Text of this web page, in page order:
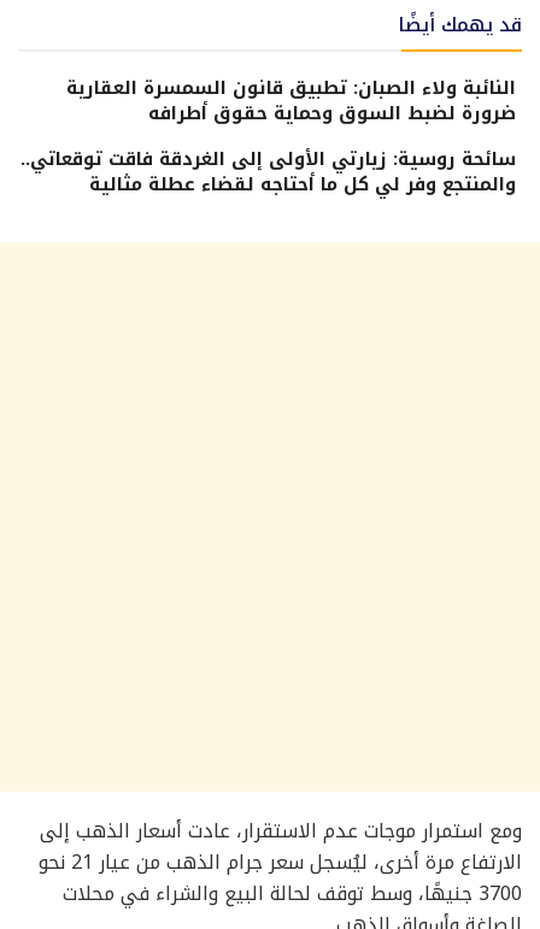
قد يهمك أيضًا
النائبة ولاء الصبان: تطبيق قانون السمسرة العقارية
ضرورة لضبط السوق وحماية حقوق أطرافه
سائحة روسية: زيارتي الأولى إلى الغردقة فاقت توقعاتي..
والمنتجع وفر لي كل ما أحتاجه لقضاء عطلة مثالية
ومع استمرار موجات عدم الاستقرار، عادت أسعار الذهب إلى
الارتفاع مرة أخرى، ليُسجل سعر جرام الذهب من عيار 21 نحو
3700 جنيهًا، وسط توقف لحالة البيع والشراء في محلات